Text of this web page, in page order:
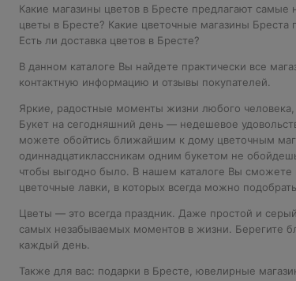
Какие магазины цветов в Бресте предлагают
цветы в Бресте? Какие цветочные магазины
Есть ли доставка цветов в Бресте?
В данном каталоге Вы найдете практически все
контактную информацию и отзывы покупателей.
Яркие, радостные моменты жизни любого
Букет на сегодняшний день — недешевое
можете обойтись ближайшим к дому цветочным
одиннадцатиклассникам одним букетом не
чтобы выгодно было. В нашем каталоге Вы сможете
цветочные лавки, в которых всегда можно
Цветы — это всегда праздник. Даже простой и
самых незабываемых моментов в жизни. Берегите
каждый день.
Также для вас: подарки в Бресте ювелирные